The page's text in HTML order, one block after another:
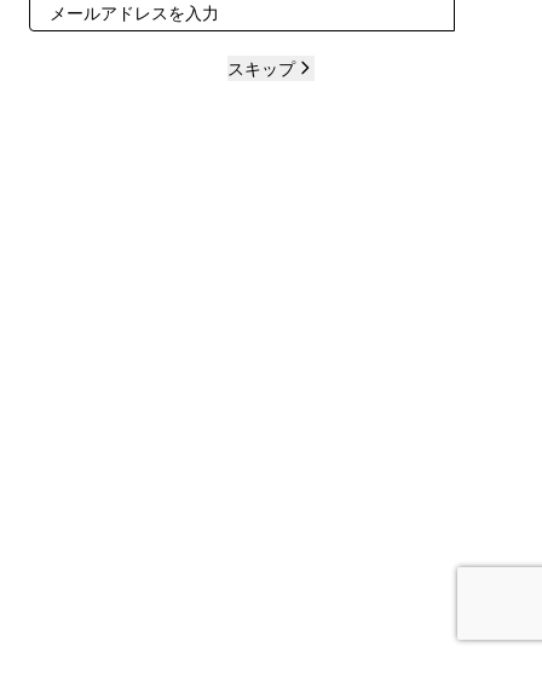
スキップ